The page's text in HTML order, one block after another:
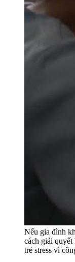
Nếu gia đình
cách giải
trẻ stress vì